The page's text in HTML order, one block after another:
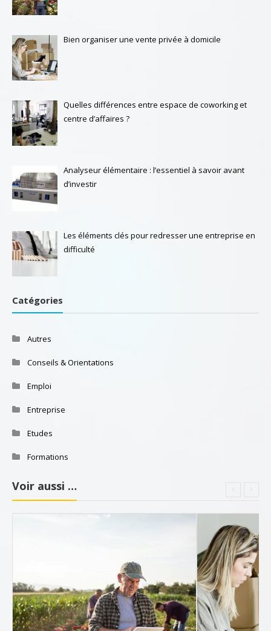
Bien organiser une vente privée à domicile
Quelles différences entre espace de coworking et
centre d’affaires ?
Analyseur élémentaire : l’essentiel à savoir avant
d’investir
Les éléments clés pour redresser une entreprise en
difficulté
Catégories
Autres
Conseils & Orientations
Emploi
Entreprise
Etudes
Formations
Voir aussi …